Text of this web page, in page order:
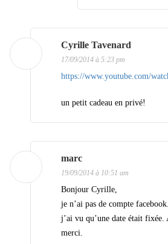
Cyrille Tavenard
17/09/2014 à 5:23 pm
https://www.youtube.com/
un petit cadeau en privé!
marc
19/09/2014 à 10:51 am
Bonjour Cyrille,
je n’ai pas de compte facebook.
j’ai vu qu’une date était
merci.